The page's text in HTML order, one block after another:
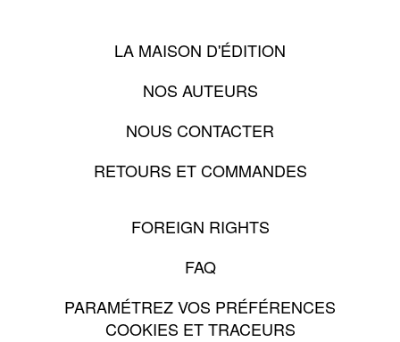
LA MAISON D'ÉDITION
NOS AUTEURS
NOUS CONTACTER
RETOURS ET COMMANDES
FOREIGN RIGHTS
FAQ
PARAMÉTREZ VOS PRÉFÉRENCES
COOKIES ET TRACEURS